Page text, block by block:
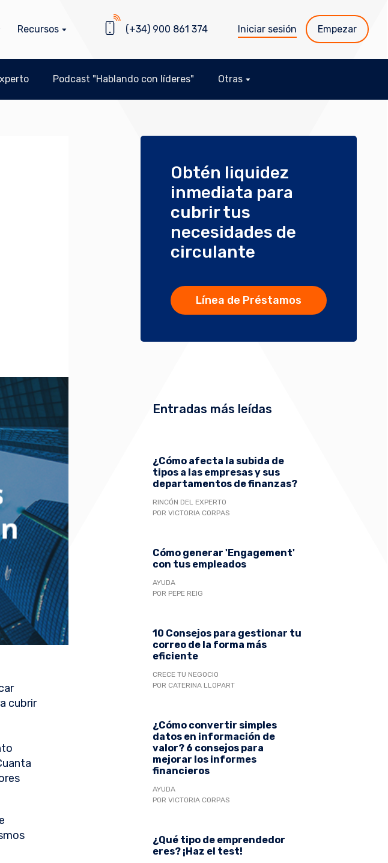
Recursos (+34) 900 861 374 Iniciar sesión Empezar
Podcast "Hablando con líderes" Otras
cubrir
Obtén liquidez
inmediata para
cubrir tus
necesidades de
circulante
Línea de Préstamos
Entradas más leídas
¿Cómo afecta la subida de
tipos a las empresas y sus
departamentos de finanzas?
RINCÓN DEL EXPERTO
POR VICTORIA CORPAS
Cómo generar 'Engagement'
con tus empleados
AYUDA
POR PEPE REIG
10 Consejos para gestionar tu
correo de la forma más
eficiente
CRECE TU NEGOCIO
POR CATERINA LLOPART
¿Cómo convertir simples
datos en información de
valor? 6 consejos para
mejorar los informes
financieros
AYUDA
POR VICTORIA CORPAS
¿Qué tipo de emprendedor
eres? ¡Haz el test!